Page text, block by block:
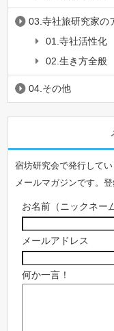
03.寺社旅研究家の
01.寺社活性化
02.生き方全般
04.その他
宿坊研究会で発行してい
メールマガジンです。登
お名前（ニックネー
メールアドレス
何か一言！